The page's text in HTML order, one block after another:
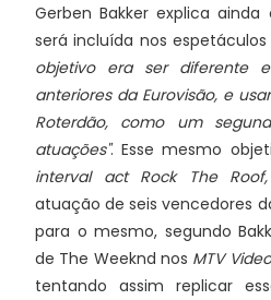
Gerben Bakker explica
será incluída nos espetáculos
objetivo era ser diferente
anteriores da Eurovisão, e
Roterdão, como um
atuações". Esse mesmo
interval act Rock The Roof,
atuação de seis vencedores
para o mesmo, segundo
de The Weeknd nos MTV
tentando assim replicar